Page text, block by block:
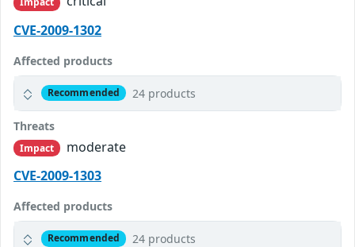
CVE-2009-1302
Affected products
Recommended 24 products
Threats
Impact
moderate
CVE-2009-1303
Affected products
Recommended 24 products